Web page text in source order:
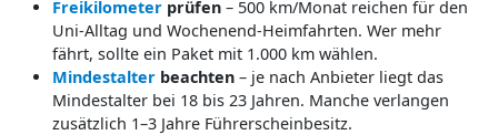
Freikilometer prüfen – 500 km/Monat reichen für den
Uni-Alltag und Wochenend-Heimfahrten. Wer mehr
fährt, sollte ein Paket mit 1.000 km wählen.
Mindestalter beachten – je nach Anbieter liegt das
Mindestalter bei 18 bis 23 Jahren. Manche verlangen
zusätzlich 1–3 Jahre Führerscheinbesitz.